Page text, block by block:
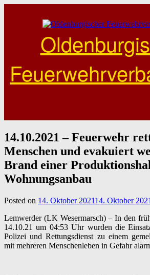
14.10.2021 – Feuerwehr
Menschen und evakuiert
Brand einer
Wohnungsanbau
Posted on 14. Oktober 202114. Oktober 2021
Lemwerder (LK Wesermarsch) – In den
14.10.21 um 04:53 Uhr wurden die
Polizei und Rettungsdienst zu einem
mit mehreren Menschenleben in Gefahr